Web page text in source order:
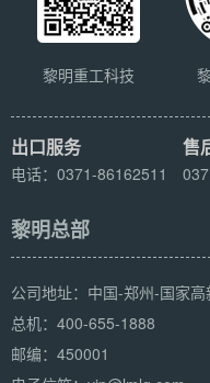
黎明重工科技
出口服务
电话：0371-86162511
售
黎明总部
公司地址：中国-郑州-国家
总机：400-655-1888
邮编：450001